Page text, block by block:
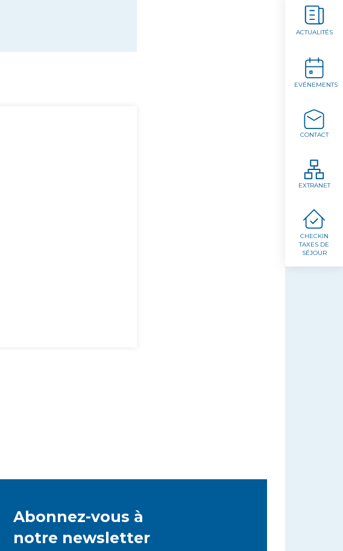
ACTUALITÉS
EVÉNEMENTS
CONTACT
EXTRANET
CHECKIN
TAXES DE
SÉJOUR
Abonnez-vous à
notre newsletter